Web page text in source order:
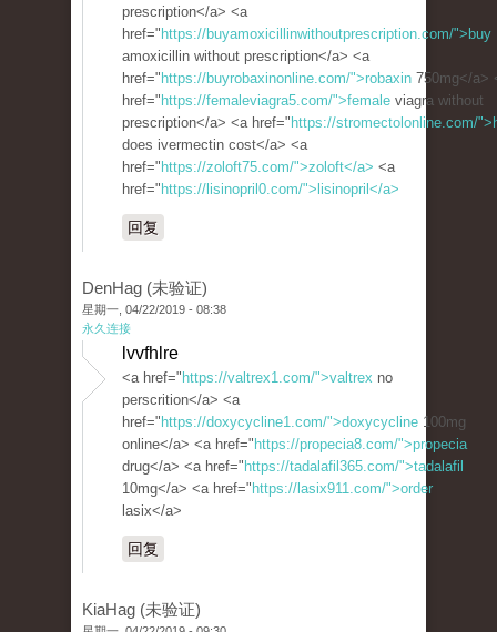
prescription</a> <a
href=" https://buyamoxicillinwithoutprescription.com/">buy
amoxicillin without prescription</a> <a
href=" https://buyrobaxinonline.com/">robaxin 750mg</a>
href=" https://femaleviagra5.com/">female viagra without
prescription</a> <a href=" https://stromectolonline.com/
does ivermectin cost</a> <a
href=" https://zoloft75.com/">zoloft</a> <a
href=" https://lisinopril0.com/">lisinopril</a>
回复
DenHag (未验证)
星期一, 04/22/2019 - 08:38
永久连接
lvvfhlre
<a href=" https://valtrex1.com/">valtrex no
perscrition</a> <a
href=" https://doxycycline1.com/">doxycycline 100mg
online</a> <a href=" https://propecia8.com/">propecia
drug</a> <a href=" https://tadalafil365.com/">tadalafil
10mg</a> <a href=" https://lasix911.com/">order
lasix</a>
回复
KiaHag (未验证)